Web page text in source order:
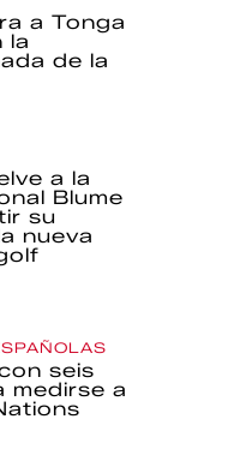
a Tonga
la
de la
a la
Blume
su
nueva
seis
medirse a